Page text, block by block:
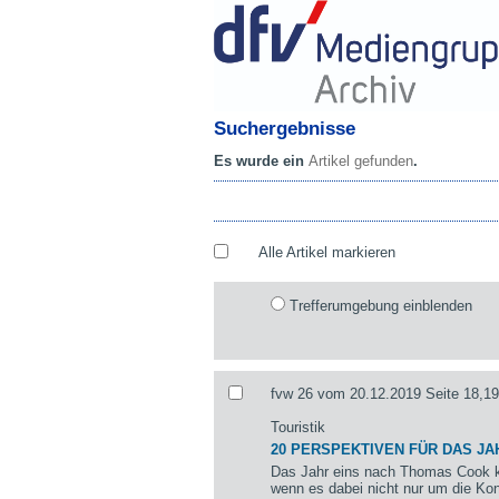
Suchergebnisse
Es wurde ein Artikel gefunden.
Alle Artikel markieren
Trefferumgebung einblenden
fvw 26 vom 20.12.2019 Seite
Touristik
20 PERSPEKTIVEN FÜR DAS
Das Jahr eins nach Thomas Cook
wenn es dabei nicht nur um die